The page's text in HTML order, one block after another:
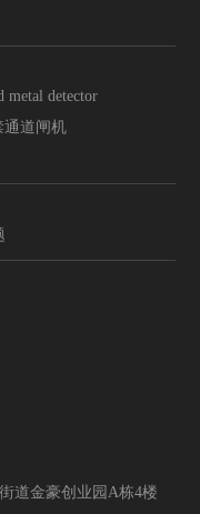
metal detector
通道闸机
道金豪创业园A栋4楼